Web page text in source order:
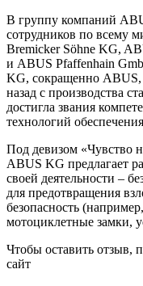
В группу компаний
сотрудников по всему
Bremicker Söhne KG,
и ABUS Pfaffenhain
KG, сокращенно ABUS,
назад с производства
достигла звания
технологий
Под девизом «Чувство
ABUS KG предлагает
своей деятельности –
для предотвращения
безопасность
мотоциклетные замки,
Чтобы оставить отзыв,
сайт